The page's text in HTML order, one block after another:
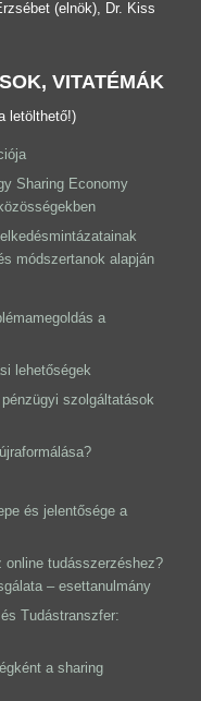
(elnök), Dr. Kiss
VITATÉMÁK
letölthető!)
Sharing Economy
módszertanok alapján
a
lehetőségek
szolgáltatások
és jelentősége a
online tudásszerzéshez?
– esettanulmány
Tudástranszfer:
a sharing